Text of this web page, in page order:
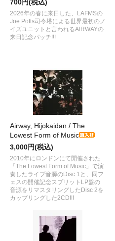
700円(税込)
2026年の春に来日した、LAFMSの
Joe Potts司令塔による世界最初のノ
イズユニットと言われるAIRWAYの
来日記念パッチ!!!
Airway, Hijokaidan / The
Lowest Form of Music
3,000円(税込)
2010年にロンドンにて開催された
「The Lowest Form of Music」で演
奏したライブ音源のDisc 1と、同フ
ェスの開催記念スプリットLP盤の
音源をリマスタリングしたDisc 2を
カップリングした2CD!!!